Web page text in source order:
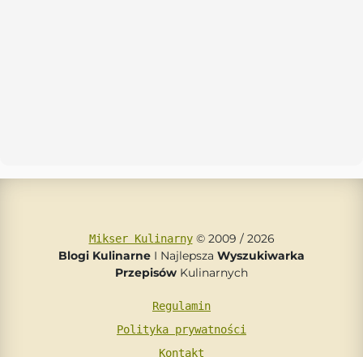
Mikser Kulinarny© 2009 / 2026
Blogi Kulinarne I Najlepsza Wyszukiwarka
Przepisów Kulinarnych
Regulamin
Polityka prywatności
Kontakt